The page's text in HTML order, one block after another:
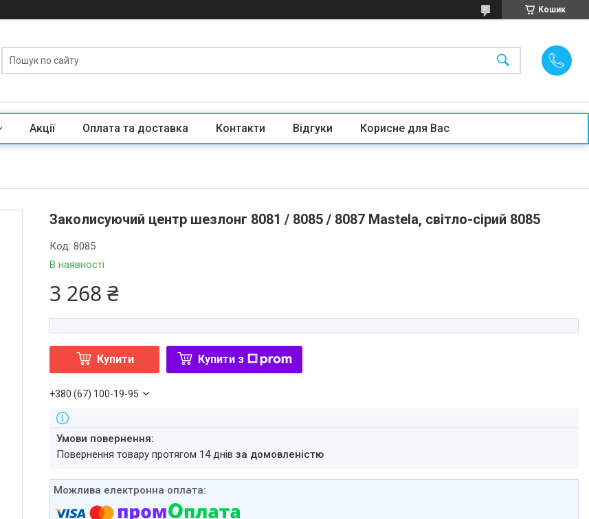
Кошик
Акції Оплата та доставка Контакти Відгуки Корисне для Вас
Заколисуючий центр шезлонг 8081 / 8085 / 8087 Mastela, світло-сірий 8085
В наявності
Код:8085
3 268 ₴
Купити Купити з
+380 (67) 100-19-95
повернення товару протягом 14 днівза домовленістю